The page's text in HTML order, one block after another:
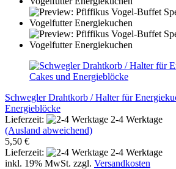
Schwegler Drahtkorb / Halter für
Energieblöcke
Lieferzeit:
2-4 Werktage
(Ausland abweichend)
5,50 €
Lieferzeit:
2-4 Werktage
inkl. 19% MwSt. zzgl. Versandkosten